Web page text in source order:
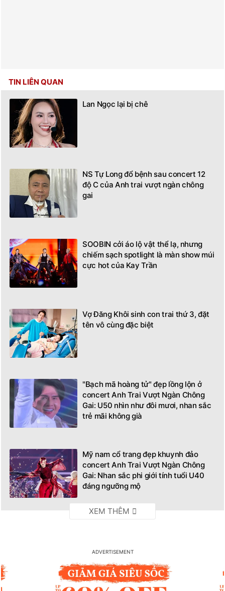
TIN LIÊN QUAN
Lan Ngọc lại bị chê
NS Tự Long đổ bệnh sau concert 12
độ C của Anh trai vượt ngàn chông
gai
SOOBIN cởi áo lộ vật thể lạ, nhưng
chiếm sạch spotlight là màn show múi
cực hot của Kay Trần
Vợ Đăng Khôi sinh con trai thứ 3, đặt
tên vô cùng đặc biệt
"Bạch mã hoàng tử" đẹp lồng lộn ở
concert Anh Trai Vượt Ngàn Chông
Gai: U50 nhìn như đôi mươi, nhan sắc
trẻ mãi không già
Mỹ nam cổ trang đẹp khuynh đảo
concert Anh Trai Vượt Ngàn Chông
Gai: Nhan sắc phi giới tính tuổi U40
đáng ngưỡng mộ